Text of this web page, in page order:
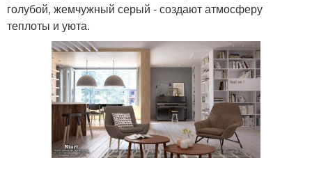
голубой, жемчужный серый - создают атмосферу
теплоты и уюта.